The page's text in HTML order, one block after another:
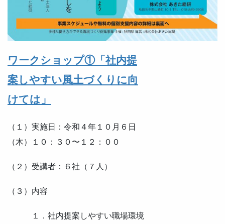
ワークショップ①「社内提
案しやすい風土づくりに向
けては」
（１）実施日：令和４年１０月６日
（木）１０：３０〜１２：００
（２）受講者：６社（７人）
（３）内容
１．社内提案しやすい職場環境